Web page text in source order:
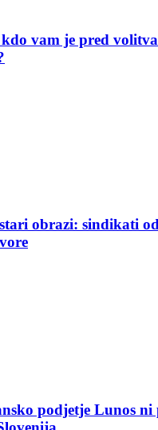
vam je pred
obrazi: sindikati
podjetje Lunos ni